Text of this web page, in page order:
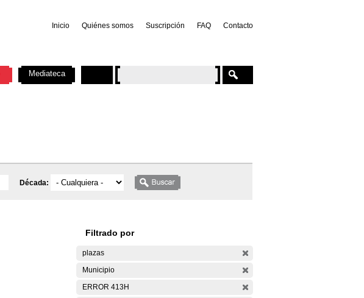
Inicio Quiénes somos Suscripción FAQ Contacto
Década:
Filtrado por
plazas
Municipio
ERROR 413H
Mediateca